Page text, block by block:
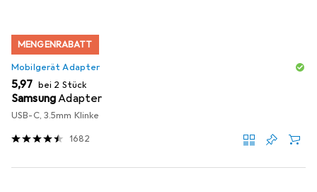
MENGENRABATT
Mobilgerät Adapter
EUR
5,97 bei 2 Stück
SamsungAdapter
USB-C, 3.5mm Klinke
1682